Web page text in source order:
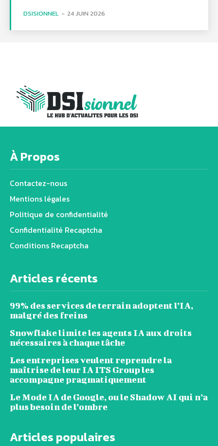
DSISIONNEL - 24 JUIN 2026
À Propos
Contactez-nous
Mentions légales
Politique de confidentialité
Confidentialité Recaptcha
Conditions Recaptcha
Articles récents
99% des services de terrain adoptent l’IA,
malgré des freins
Snowflake limite les agents IA aux droits
nécessaires à chaque tâche
Les entreprises veulent reprendre la
maîtrise de leur IA ITS Group les
accompagne pragmatiquement
Le Mode IA de Google, ou le Shadow AI qui n’a
plus besoin de l’ombre
Articles populaires